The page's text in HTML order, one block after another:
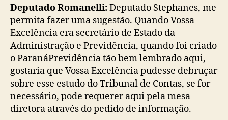
Deputado Romanelli:Deputado Stephanes, me
permita fazer uma sugestão. Quando Vossa
Excelência era secretário de Estado da
Administração e Previdência, quando foi criado
o ParanáPrevidência tão bem lembrado aqui,
gostaria que Vossa Excelência pudesse debruçar
sobre esse estudo do Tribunal de Contas, se for
necessário, pode requerer aqui pela mesa
diretora através do pedido de informação.